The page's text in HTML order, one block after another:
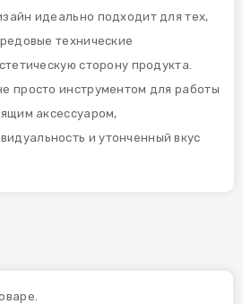
идеально подходит для тех,
технические
сторону продукта.
просто инструментом для работы
аксессуаром,
и утонченный вкус